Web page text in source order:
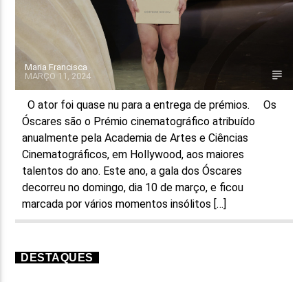
ON FM
Maria Francisca
MARÇO 11, 2024
O ator foi quase nu para a entrega de prémios. Os
Óscares são o Prémio cinematográfico atribuído
anualmente pela Academia de Artes e Ciências
Cinematográficos, em Hollywood, aos maiores
talentos do ano. Este ano, a gala dos Óscares
decorreu no domingo, dia 10 de março, e ficou
marcada por vários momentos insólitos […]
DESTAQUES